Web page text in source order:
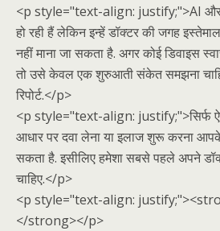
<p style="text-align: justify;">AI और
हो रही हैं लेकिन इन्हें डॉक्टर की जगह
नहीं माना जा सकता है. अगर कोई डिवाइस
तो उसे केवल एक शुरुआती संकेत समझना
रिपोर्ट.</p>
<p style="text-align: justify;">सिर्फ
आधार पर दवा लेना या इलाज शुरू करना आपके
सकता है. इसीलिए हमेशा सबसे पहले अपने
चाहिए.</p>
<p style="text-align:
</strong></p>